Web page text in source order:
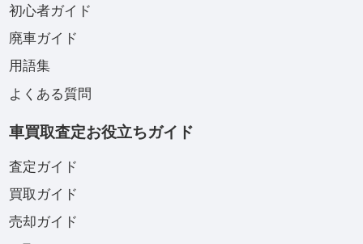
初心者ガイド
廃車ガイド
用語集
よくある質問
車買取査定お役立ちガイド
査定ガイド
買取ガイド
売却ガイド